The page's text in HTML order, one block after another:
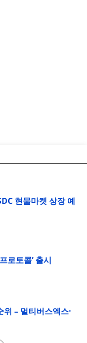
현물마켓 상장 예
로토콜’ 출시
– 멀티버스엑스·